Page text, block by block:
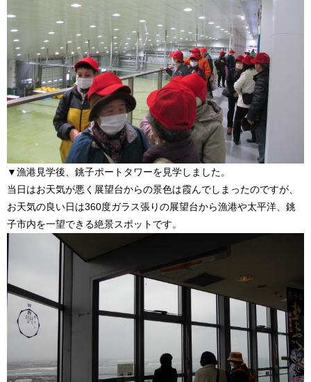
▼漁港見学後、銚子ポートタワーを見学しました。
当日はお天気が悪く展望台からの景色は霞んでしまったのですが、
お天気の良い日は360度ガラス張りの展望台から漁港や太平洋、銚
子市内を一望できる絶景スポットです。